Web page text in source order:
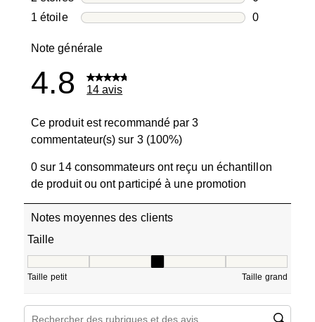
0 avis avec
1 étoileétoiles
0
Note générale
4.8 14 avis
Ce produit est recommandé par 3
commentateur(s) sur 3 (100%)
0 sur 14 consommateurs ont reçu un échantillon
de produit ou ont participé à une promotion
Notes moyennes des clients
Taille
Taille petit Taille grand
Zone de recherche de sujet et d'avis